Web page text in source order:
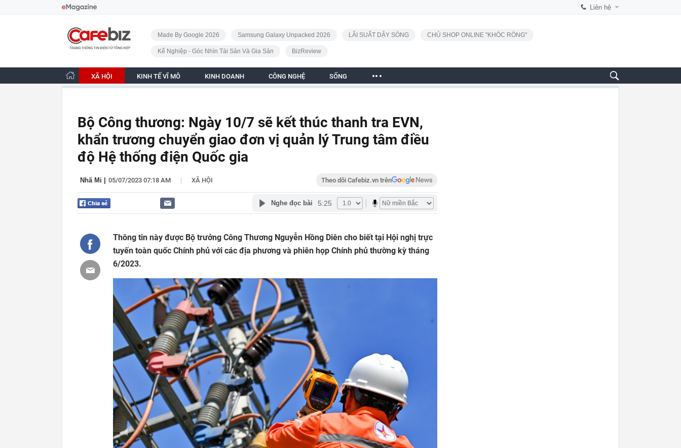
Liên hệ
CafeBiz - Trang chủ
Made By Google 2026 Samsung Galaxy Unpacked 2026 LÃI SUẤT DẬY SÓNG CHỦ SHOP ONLINE "KHÓC RÒNG"
Kế Nghiệp - Góc Nhìn Tài Sản Và Gia Sản BizReview
XÃ HỘI KINH TẾ VĨ MÔ KINH DOANH CÔNG NGHỆ SỐNG
Bộ Công thương: Ngày 10/7 sẽ kết thúc thanh tra EVN,
khẩn trương chuyển giao đơn vị quản lý Trung tâm điều
độ Hệ thống điện Quốc gia
Nhã Mi 05/07/2023 07:18 AM | XÃ HỘI Theo dõi Cafebiz.vn trên
Nghe đọc bài 5:25
Thông tin này được Bộ trưởng Công Thương Nguyễn Hồng Diên cho biết tại Hội nghị trực
tuyến toàn quốc Chính phủ với các địa phương và phiên họp Chính phủ thường kỳ tháng
6/2023.